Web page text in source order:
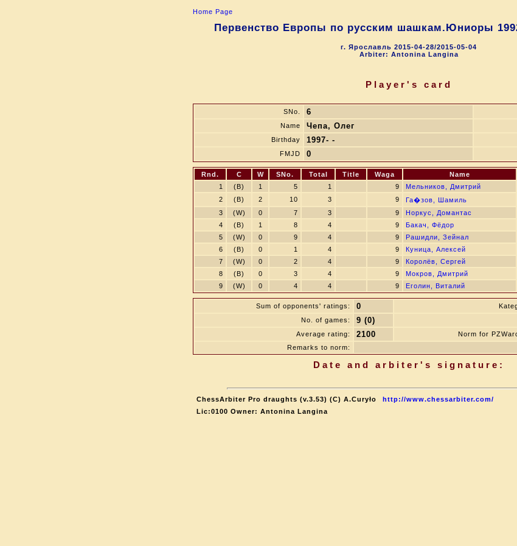
Home Page
Первенство Европы по русским шашкам.Юниоры
г. Ярославль 2015-04-28/2015-05-04
Arbiter: Antonina Langina
Player's card
SNo. 6
Name Чепа, Олег
Birthday
1997- -
FMJD
0
Rnd. C W SNo. Total Title Waga Name
1
(B) 1 5 1 9 Мельников, Дмитрий
2
(B) 2 10 3 9 Га�зов, Шамиль
3
(W) 0 7 3 9 Норкус, Домантас
4
(B) 1 8 4 9 Бакач, Фёдор
5
(W) 0 9 4 9 Рашидли, Зейнал
6
(B) 0 1 4 9 Куница, Алексей
7
(W) 0 2 4 9 Королёв, Сергей
8
(B) 0 3 4 9 Мокров, Дмитрий
9
(W) 0 4 4 9 Еголин, Виталий
Sum of opponents' ratings: 0
No. of games: 9 (0)
Average rating: 2100
Norm for
Remarks to norm:
Date and arbiter's signature:
ChessArbiter Pro draughts (v.3.53) (C) A.Curyło
http://www.chessarbiter.com/
Lic:0100 Owner: Antonina Langina